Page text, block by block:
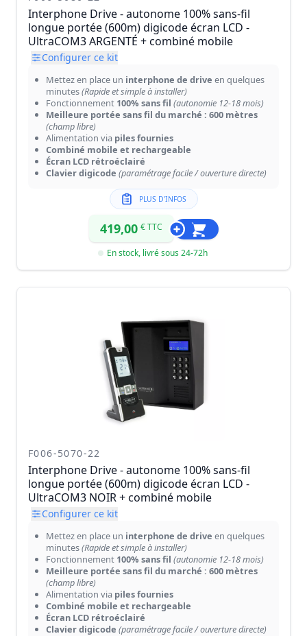
Interphone Drive - autonome 100% sans-fil
longue portée (600m) digicode écran LCD -
UltraCOM3 ARGENTÉ + combiné mobile
Configurer ce kit
Mettez en place un interphone de drive en quelques
minutes(Rapide et simple à installer)
Fonctionnement 100% sans fil (autonomie 12-18 mois)
Meilleure portée sans fil du marché : 600 mètres
(champ libre)
Alimentation via piles fournies
Combiné mobile et rechargeable
Écran LCD rétroéclairé
Clavier digicode (paramétrage facile / ouverture directe)
PLUS D'INFOS
419,00 € TTC
En stock, livré sous 24-72h
F006-5070-22
Interphone Drive - autonome 100% sans-fil
longue portée (600m) digicode écran LCD -
UltraCOM3 NOIR + combiné mobile
Configurer ce kit
Mettez en place un interphone de drive en quelques
minutes(Rapide et simple à installer)
Fonctionnement 100% sans fil (autonomie 12-18 mois)
Meilleure portée sans fil du marché : 600 mètres
(champ libre)
Alimentation via piles fournies
Combiné mobile et rechargeable
Écran LCD rétroéclairé
Clavier digicode (paramétrage facile / ouverture directe)